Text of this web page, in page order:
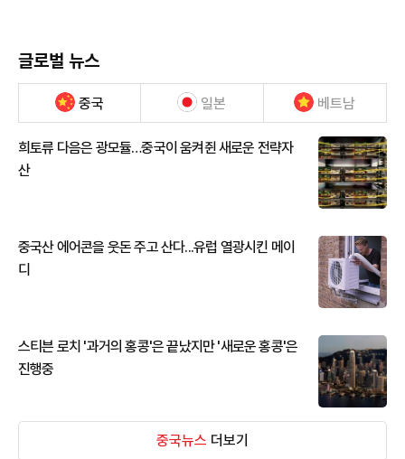
글로벌 뉴스
중국 일본 베트남
희토류 다음은 광모듈…중국이 움켜쥔 새로운 전략자
산
중국산 에어콘을 웃돈 주고 산다...유럽 열광시킨 메이
디
스티븐 로치 '과거의 홍콩'은 끝났지만 '새로운 홍콩'은
진행중
중국뉴스 더보기